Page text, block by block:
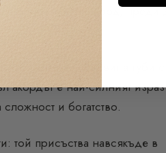
основния си акорд, преди
всяка суровина губи
акордът е най-силният
и богатство.
той присъства навсякъде в